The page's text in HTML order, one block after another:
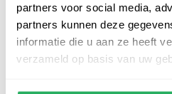
partners voor social media,
partners kunnen deze
informatie die u aan ze heeft
verzameld op basis van uw
Kan mijn deelbare mast
staan?